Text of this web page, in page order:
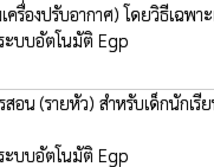
องปรับอากาศ) โดยวิธีเฉพาะ
ะบบอัตโนมัติ Egp
รสอน (รายหัว) สำหรับเด็ก
ะบบอัตโนมัติ Egp